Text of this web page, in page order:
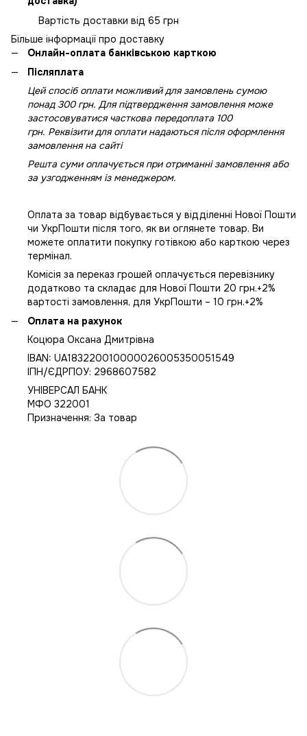
Вартість доставки від 65 грн
Більше інформації про доставку
Онлайн-оплата банківською карткою
Післяплата
Цей спосіб оплати можливий для замовлень сумою
понад 300 грн. Для підтвердження замовлення може
застосовуватися часткова передоплата 100
грн. Реквізити для оплати надаються після оформлення
замовлення на сайті
Решта суми оплачується при отриманні замовлення або
за узгодженням із менеджером.
Оплата за товар відбувається у відділенні Нової Пошти
чи УкрПошти після того, як ви оглянете товар. Ви
можете оплатити покупку готівкою або карткою через
термінал.
Комісія за переказ грошей оплачується перевізнику
додатково та складає для Нової Пошти 20 грн.+2%
вартості замовлення, для УкрПошти – 10 грн.+2%
Оплата на рахунок
Коцюра Оксана Дмитрівна
IBAN: UA183220010000026005350051549
IПН/ЄДРПОУ: 2968607582
УНІВЕРСАЛ БАНК
МФО 322001
Призначення: За товар